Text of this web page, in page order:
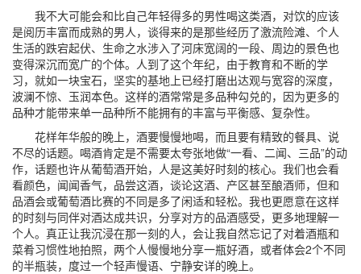
我不大可能会和比自己年轻得多的男性喝这类酒，对饮的应该
是阅历丰富而成熟的男人，谈得来的是那些经历了激流险滩、个人
生活的跌宕起伏、生命之水涉入了河床宽阔的一段、周边的景色也
变得深沉而宽广的个体。人到了这个年纪，由于教育和不断的学
习，就如一块宝石，坚实的基地上已经打磨出达观与宽容的深度，
波澜不惊、玉润本色。这样的酒常常是多品种勾兑的，因为更多的
品种才能带来单一品种所不能拥有的丰富与平衡感、复杂性。
花样年华般的晚上，酒要慢慢地喝，而且要有精致的餐具、说
不尽的话题。喝酒肯定是不需要太夸张地做“一看、二闻、三品”的动
作，话题也许从葡萄酒开始，人是这美好时刻的核心。我们也会看
看颜色，闻闻香气，品尝这酒，谈论这酒、产区甚至酿酒师，但和
品酒会或葡萄酒比赛的不同是多了闲适和轻松。我也更愿意在这样
的时刻与同伴对酒达成共识，分享对方的品酒感受，更多地理解一
个人。真正让我沉浸在那一刻的人，会让我自然忘记了对着酒瓶和
菜肴习惯性地拍照，两个人慢慢地分享一瓶好酒，或者体会2个不同
的半瓶装，度过一个轻声慢语、宁静安详的晚上。